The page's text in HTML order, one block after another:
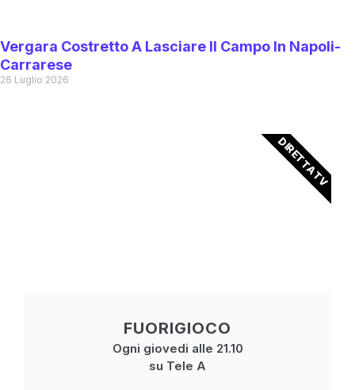
Vergara Costretto A Lasciare Il Campo In Napoli-
Carrarese
26 Luglio 2026
FUORIGIOCO
Ogni giovedi alle 21.10
su Tele A
DIRETTA TV